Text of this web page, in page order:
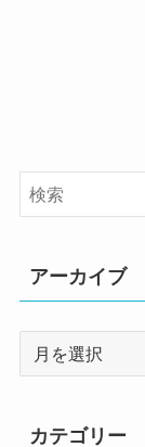
アーカイブ
カテゴリー